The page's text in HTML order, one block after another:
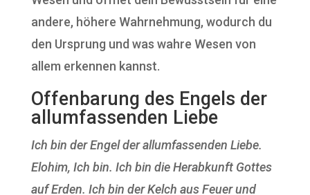
andere, höhere Wahrnehmung, wodurch du
den Ursprung und was wahre Wesen von
allem erkennen kannst.
Offenbarung des Engels der
allumfassenden Liebe
Ich bin der Engel der allumfassenden Liebe.
Elohim, Ich bin. Ich bin die Herabkunft Gottes
auf Erden. Ich bin der Kelch aus Feuer und